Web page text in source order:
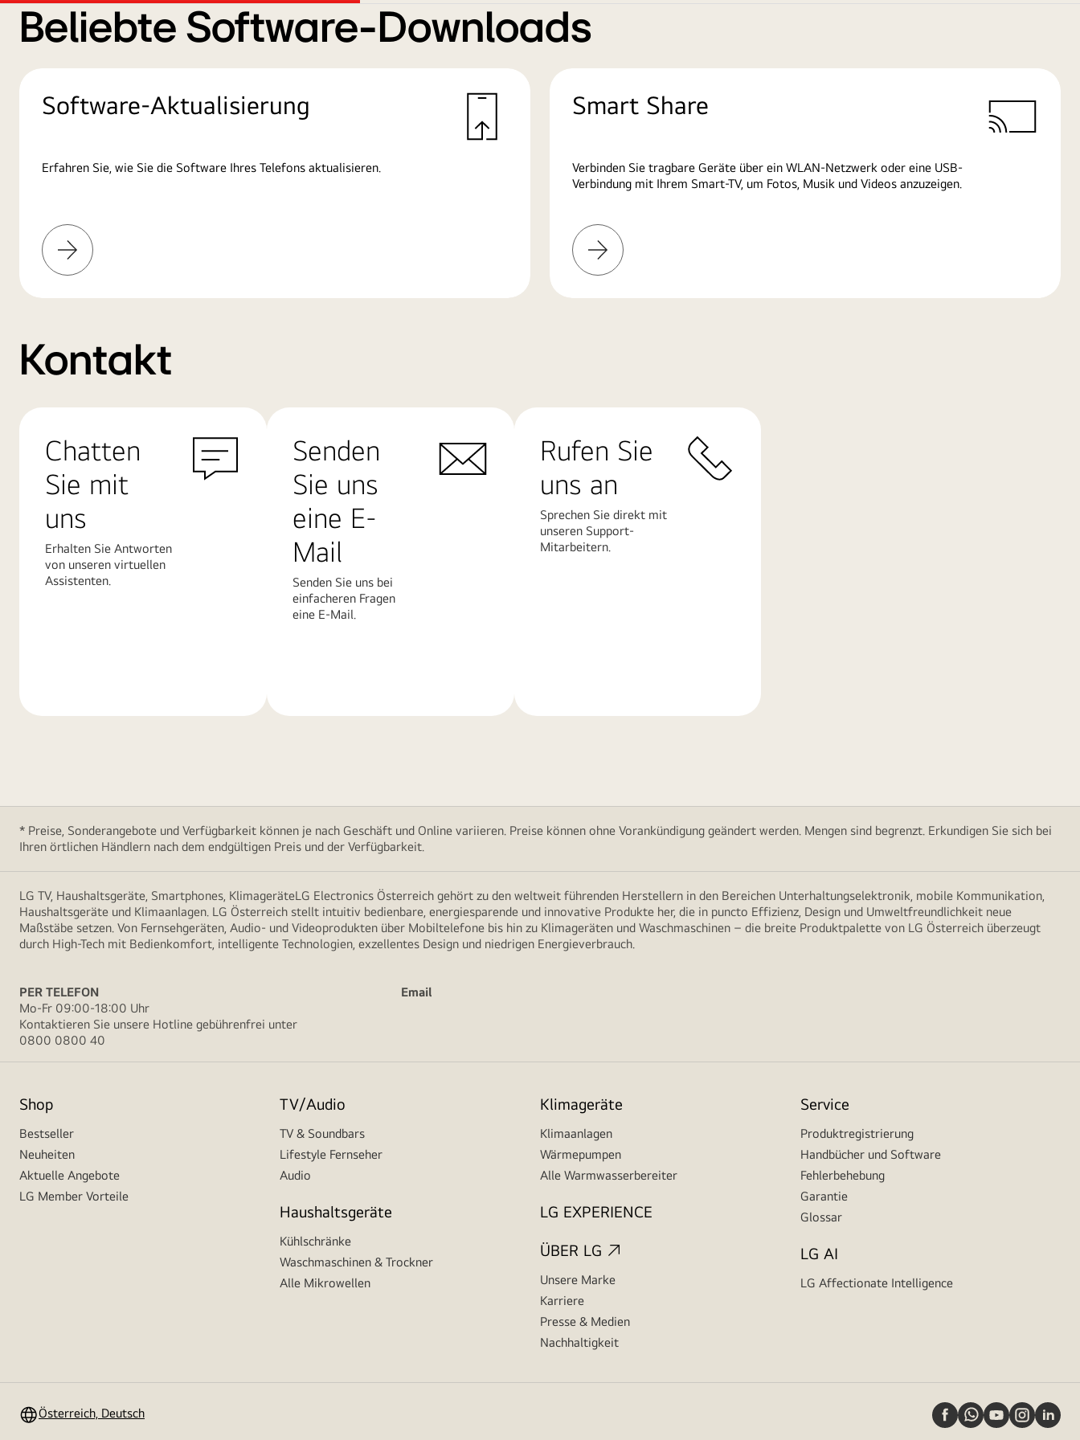
Beliebte Software-Downloads
Software-Aktualisierung
Erfahren Sie, wie Sie die Software Ihres Telefons aktualisieren.
Mehr
erfahren
Smart Share
Verbinden Sie tragbare Geräte über ein WLAN-Netzwerk oder eine USB-
Verbindung mit Ihrem Smart-TV, um Fotos, Musik und Videos anzuzeigen.
Mehr
erfahren
Kontakt
Chatten
Sie mit
uns
Erhalten Sie Antworten
von unseren virtuellen
Assistenten.
Senden
Sie uns
eine E-
Mail
Senden Sie uns bei
einfacheren Fragen
eine E-Mail.
Rufen Sie
uns an
Sprechen Sie direkt mit
unseren Support-
Mitarbeitern.
* Preise, Sonderangebote und Verfügbarkeit können je nach Geschäft und Online variieren. Preise können ohne Vorankündigung geändert werden. Mengen sind begrenzt. Erkundigen Sie sich bei
Ihren örtlichen Händlern nach dem endgültigen Preis und der Verfügbarkeit.
LG TV, Haushaltsgeräte, Smartphones, KlimageräteLG Electronics Österreich gehört zu den weltweit führenden Herstellern in den Bereichen Unterhaltungselektronik, mobile Kommunikation,
Haushaltsgeräte und Klimaanlagen. LG Österreich stellt intuitiv bedienbare, energiesparende und innovative Produkte her, die in puncto Effizienz, Design und Umweltfreundlichkeit neue
Maßstäbe setzen. Von Fernsehgeräten, Audio- und Videoprodukten über Mobiltelefone bis hin zu Klimageräten und Waschmaschinen – die breite Produktpalette von LG Österreich überzeugt
durch High-Tech mit Bedienkomfort, intelligente Technologien, exzellentes Design und niedrigen Energieverbrauch.
PER TELEFON
Email
Mo-Fr 09:00-18:00 Uhr
Kontaktieren Sie unsere Hotline gebührenfrei unter
0800 0800 40
Shop
Bestseller
Neuheiten
Aktuelle Angebote
LG Member Vorteile
TV/Audio
TV & Soundbars
Lifestyle Fernseher
Audio
Haushaltsgeräte
Kühlschränke
Waschmaschinen & Trockner
Alle Mikrowellen
Klimageräte
Klimaanlagen
Wärmepumpen
Alle Warmwasserbereiter
LG EXPERIENCE
ÜBER LG
Unsere Marke
Karriere
Presse & Medien
Nachhaltigkeit
Service
Produktregistrierung
Handbücher und Software
Fehlerbehebung
Garantie
Glossar
LG AI
LG Affectionate Intelligence
Österreich, Deutsch